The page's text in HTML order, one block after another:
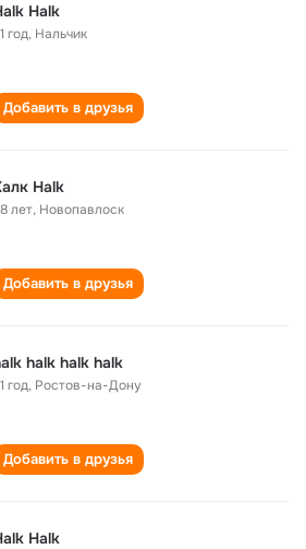
Halk
год, Нальчик
Добавить в друзья
Halk
лет, Новопавлоск
Добавить в друзья
halk halk halk
год, Ростов-на-Дону
Добавить в друзья
Halk